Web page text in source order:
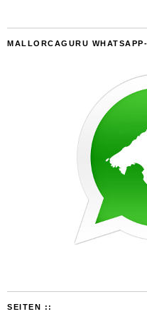
MALLORCAGURU
SEITEN ::